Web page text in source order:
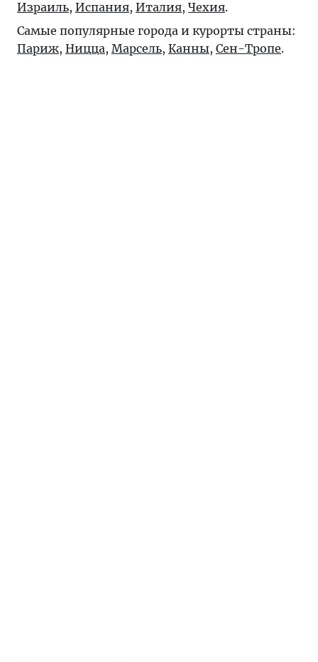
Израиль, Испания, Италия, Чехия.
Самые популярные города и курорты страны:
Париж, Ницца, Марсель, Канны, Сен-Тропе.